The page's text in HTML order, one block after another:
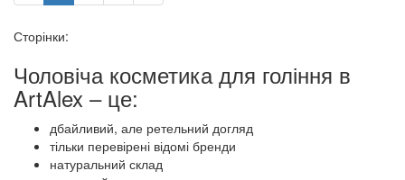
Сторінки:
Чоловіча косметика для гоління в
ArtAlex – це:
дбайливий, але ретельний догляд
тільки перевірені відомі бренди
натуральний склад